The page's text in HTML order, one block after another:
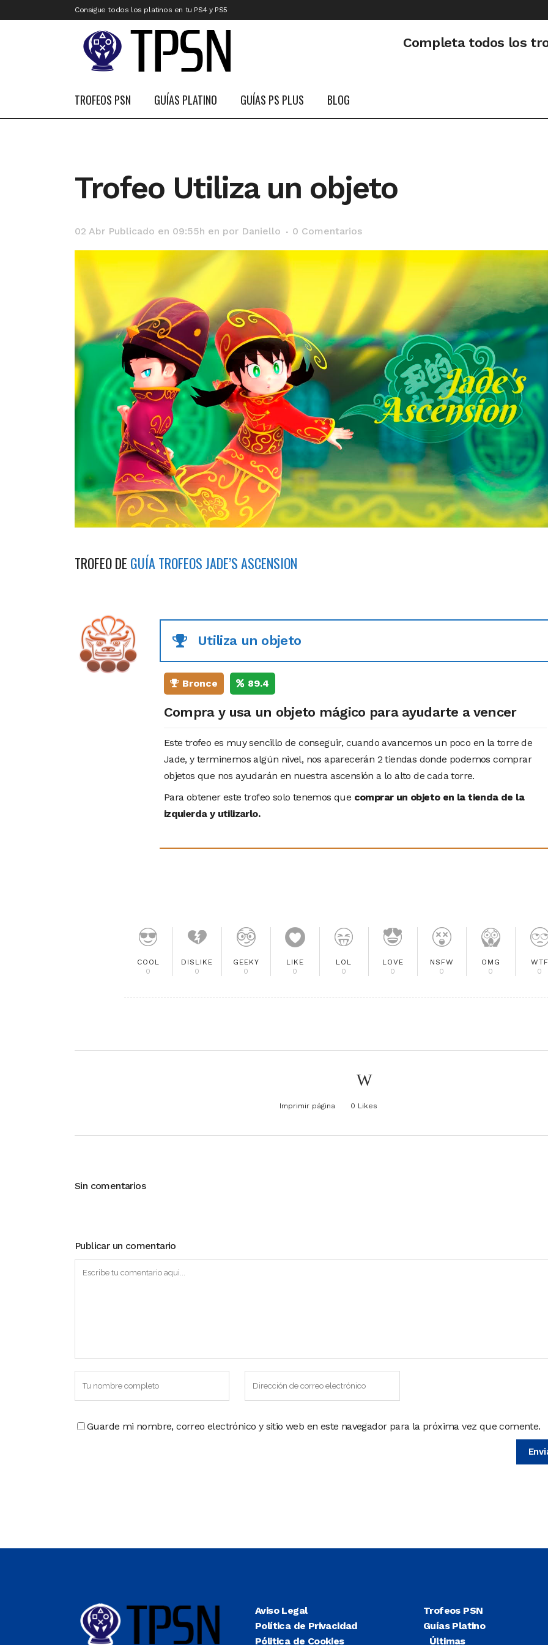
Consigue todos los platinos en tu PS4 y PS5
Completa todos los
TROFEOS PSN GUÍAS PLATINO GUÍAS PS PLUS BLOG
Trofeo Utiliza un objeto
02 Abr Publicado en 09:55h en por Daniello 0 Comentarios
TROFEO DE GUÍA TROFEOS JADE’S ASCENSION
Utiliza un objeto
Bronce 89.4
Compra y usa un objeto mágico para ayudarte a vencer
Este trofeo es muy sencillo de conseguir, cuando avancemos un poco en la torre de
Jade, y terminemos algún nivel, nos aparecerán 2 tiendas donde podemos comprar
objetos que nos ayudarán en nuestra ascensión a lo alto de cada torre.
Para obtener este trofeo solo tenemos que comprar un objeto en la tienda de la
izquierda y utilizarlo.
COOL
0
DISLIKE
0
GEEKY
0
LIKE
0
LOL
0
LOVE
0
NSFW
0
OMG
0
WTF
0
Imprimir página 0 Likes
Sin comentarios
Publicar un comentario
Guarde mi nombre, correo electrónico y sitio web en este navegador para la próxima vez que comente.
Aviso Legal
Política de Privacidad
Pólitica de Cookies
Trofeos PSN
Guías Platino
Últimas